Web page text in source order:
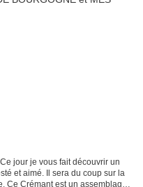
jour je vous fait découvrir un
et aimé. Il sera du coup sur la
Ce Crémant est un assemblage